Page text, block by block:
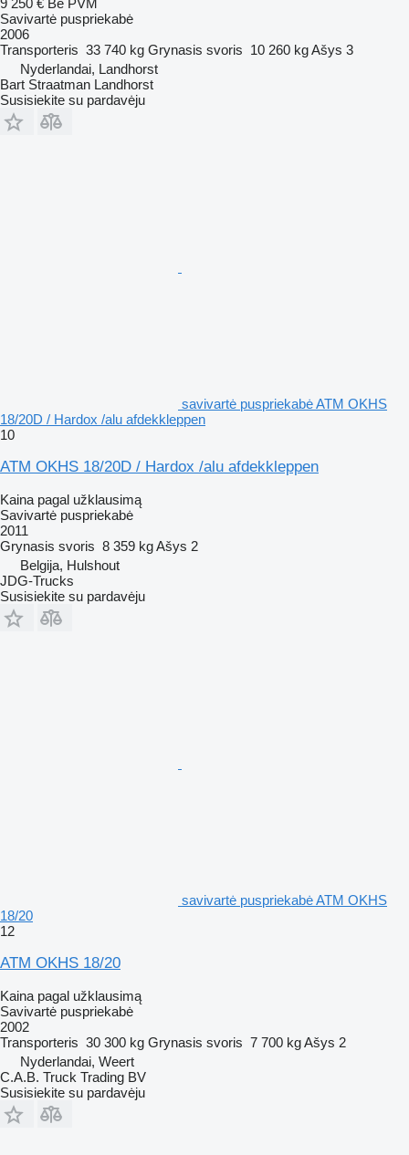
9 250 € Be PVM
Savivartė puspriekabė
2006
Transporteris 33 740 kg Grynasis svoris 10 260 kgAšys 3
Nyderlandai, Landhorst
Bart Straatman Landhorst
Susisiekite su pardavėju
savivartė puspriekabė ATM OKHS
18/20D / Hardox /alu afdekkleppen
10
ATM OKHS 18/20D / Hardox /alu afdekkleppen
Kaina pagal užklausimą
Savivartė puspriekabė
2011
Grynasis svoris 8 359 kgAšys 2
Belgija, Hulshout
JDG-Trucks
Susisiekite su pardavėju
savivartė puspriekabė ATM OKHS
18/20
12
ATM OKHS 18/20
Kaina pagal užklausimą
Savivartė puspriekabė
2002
Transporteris 30 300 kg Grynasis svoris 7 700 kgAšys 2
Nyderlandai, Weert
C.A.B. Truck Trading BV
Susisiekite su pardavėju